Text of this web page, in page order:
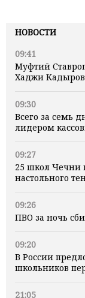
НОВОСТИ
09:41
Муфтий
Хаджи
09:30
Всего за семь
лидером
09:27
25 школ Чечни
настольного
09:26
ПВО за ночь
09:20
В России
школьников
21:05